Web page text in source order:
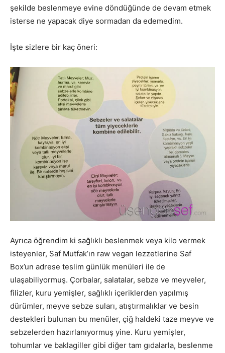
şekilde beslenmeye evine döndüğünde de devam etmek
isterse ne yapacak diye sormadan da edemedim.
İşte sizlere bir kaç öneri:
Ayrıca öğrendim ki sağlıklı beslenmek veya kilo vermek
isteyenler, Saf Mutfak’ın raw vegan lezzetlerine Saf
Box’un adrese teslim günlük menüleri ile de
ulaşabiliyormuş. Çorbalar, salatalar, sebze ve meyveler,
filizler, kuru yemişler, sağlıklı içeriklerden yapılmış
dürümler, meyve sebze suları, atıştırmalıklar ve besin
destekleri bulunan bu menüler, çiğ haldeki taze meyve ve
sebzelerden hazırlanıyormuş yine. Kuru yemişler,
tohumlar ve baklagiller gibi diğer tam gıdalarla, beslenme